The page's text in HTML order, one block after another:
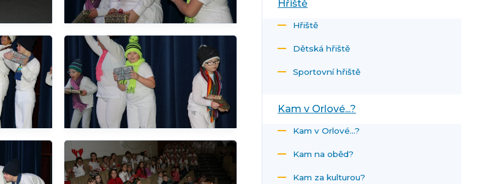
Hřiště
Hřiště
Dětská hřiště
Sportovní hřiště
Kam v Orlové...?
Kam v Orlové...?
Kam na oběd?
Kam za kulturou?